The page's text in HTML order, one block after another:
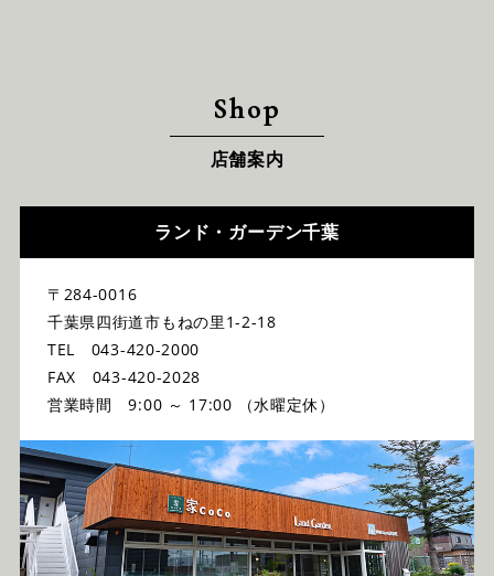
Shop
店舗案内
ランド・ガーデン千葉
〒284-0016
千葉県四街道市もねの里1-2-18
TEL 043-420-2000
FAX 043-420-2028
営業時間 9:00 ～ 17:00 （水曜定休）